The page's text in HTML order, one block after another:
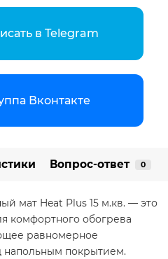
в Telegram
Вконтакте
Вопрос-ответ 0
мат Heat Plus 15 м.кв. — это
комфортного обогрева
равномерное
напольным покрытием.